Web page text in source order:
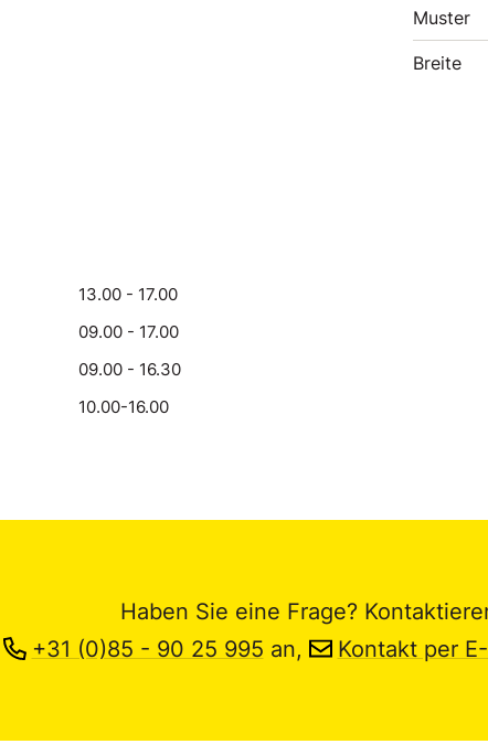
Muster
Breite
13.00 - 17.00
09.00 - 17.00
09.00 - 16.30
10.00-16.00
Haben Sie eine Frage?
+31 (0)85 - 90 25 995 an, Kontakt per